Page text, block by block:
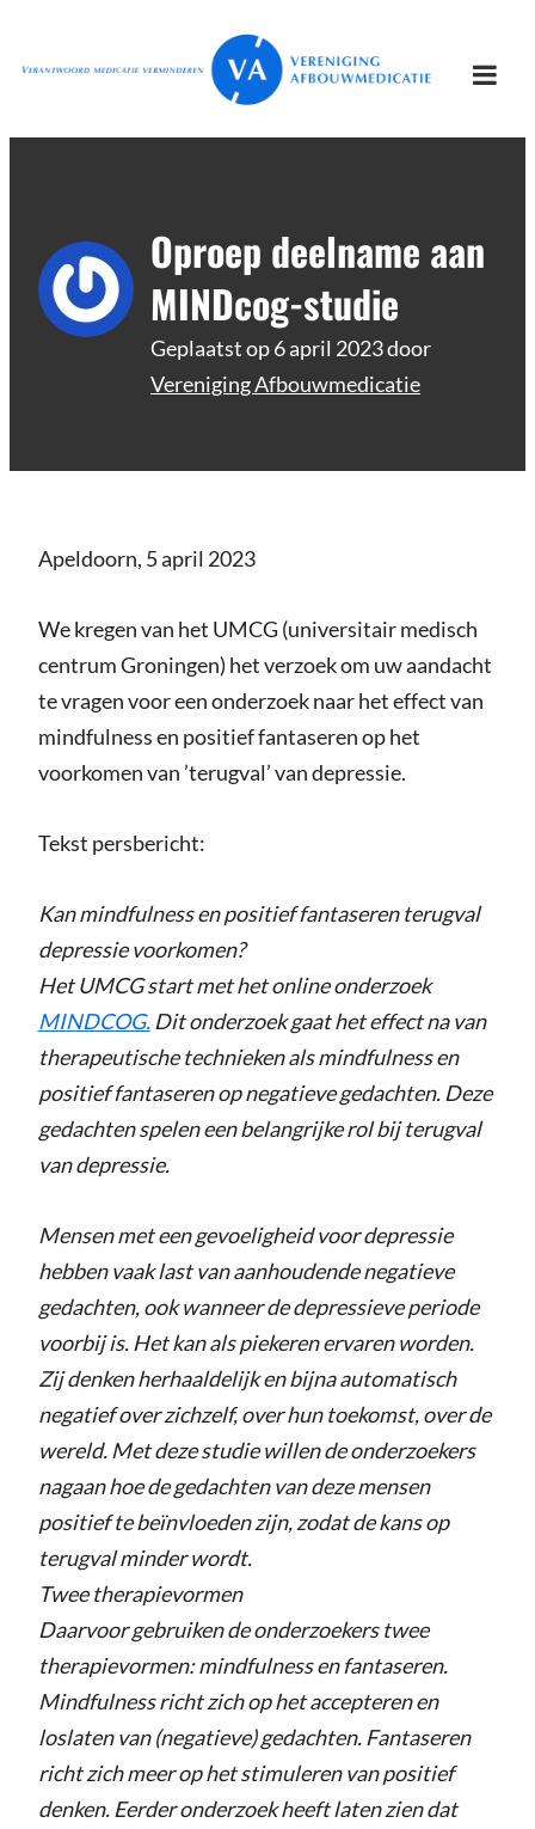
naar
inhoud
Vereniging
Afbouwmedicatie
Verantwoord afbouwen
Oproep deelname aan
MINDcog-studie
Geplaatst op6 april 2023door
Vereniging Afbouwmedicatie
Apeldoorn, 5 april 2023
We kregen van het UMCG (universitair medisch
centrum Groningen) het verzoek om uw aandacht
te vragen voor een onderzoek naar het effect van
mindfulness en positief fantaseren op het
voorkomen van ’terugval’ van depressie.
Tekst persbericht:
Kan mindfulness en positief fantaseren terugval
depressie voorkomen?
Het UMCG start met het online onderzoek
MINDCOG.Dit onderzoek gaat het effect na van
therapeutische technieken als mindfulness en
positief fantaseren op negatieve gedachten. Deze
gedachten spelen een belangrijke rol bij terugval
van depressie.
Mensen met een gevoeligheid voor depressie
hebben vaak last van aanhoudende negatieve
gedachten, ook wanneer de depressieve periode
voorbij is. Het kan als piekeren ervaren worden.
Zij denken herhaaldelijk en bijna automatisch
negatief over zichzelf, over hun toekomst, over de
wereld. Met deze studie willen de onderzoekers
nagaan hoe de gedachten van deze mensen
positief te beïnvloeden zijn, zodat de kans op
terugval minder wordt.
Twee therapievormen
Daarvoor gebruiken de onderzoekers twee
therapievormen: mindfulness en fantaseren.
Mindfulness richt zich op het accepteren en
loslaten van (negatieve) gedachten. Fantaseren
richt zich meer op het stimuleren van positief
denken. Eerder onderzoek heeft laten zien dat